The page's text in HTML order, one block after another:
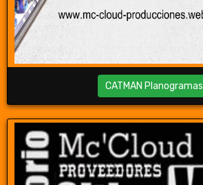
CATMAN Planogramas